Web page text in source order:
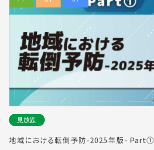
見放題
地域における転倒予防-2025年版- Part①